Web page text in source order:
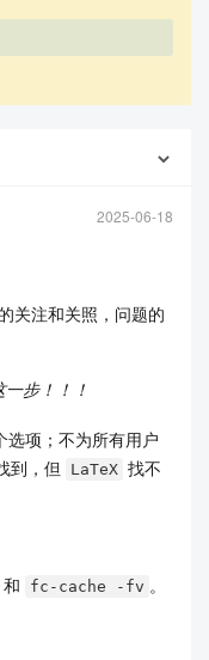
2025-06-18
关注和关照，问题的
一步！！！
选项；不为所有用户
到，但
LaTeX 找不
和 fc-cache -fv 。